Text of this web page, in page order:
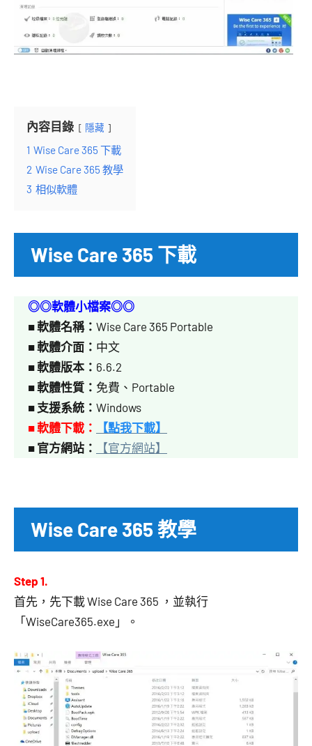
內容目錄 隱藏
1 Wise Care 365 下載
2 Wise Care 365 教學
3 相似軟體
Wise Care 365 下載
◎◎軟體小檔案◎◎
■軟體名稱： Wise Care 365 Portable
■軟體介面： 中文
■軟體版本： 6.6.2
■軟體性質： 免費、Portable
■ 支援系統： Windows
■ 軟體下載：
【點我下載】
■ 官方網站： 【官方網站】
Wise Care 365 教學
Step 1.
首先，先下載 Wise Care 365 ，並執行
「WiseCare365.exe」。